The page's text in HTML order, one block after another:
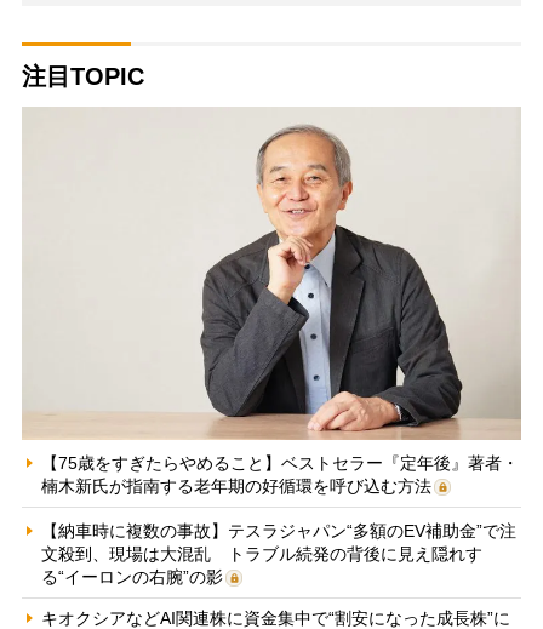
注目TOPIC
【75歳をすぎたらやめること】ベストセラー『定年後』著者・
楠木新氏が指南する老年期の好循環を呼び込む方法
【納車時に複数の事故】テスラジャパン“多額のEV補助金”で注
文殺到、現場は大混乱 トラブル続発の背後に見え隠れす
る“イーロンの右腕”の影
キオクシアなどAI関連株に資金集中で“割安になった成長株”に